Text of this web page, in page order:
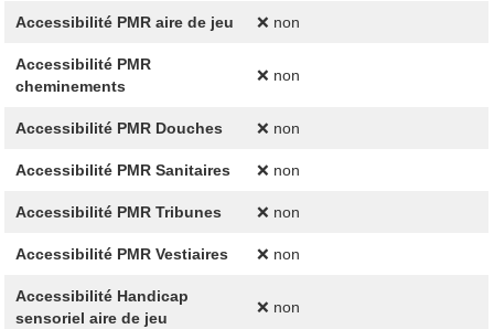
Accessibilité PMR aire de jeu ❌ non
Accessibilité PMR
cheminements
❌ non
Accessibilité PMR Douches ❌ non
Accessibilité PMR Sanitaires ❌ non
Accessibilité PMR Tribunes ❌ non
Accessibilité PMR Vestiaires ❌ non
Accessibilité Handicap
sensoriel aire de jeu
❌ non